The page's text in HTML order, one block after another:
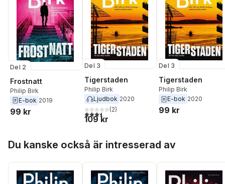
Del 2
Frostnatt
Philip Birk
E-bok 2019
99 kr
Del 3
Tigerstaden
Philip Birk
Ljudbok 2020
3,5utav 5 stjärnor. Totalt antal röster:
(2)
109 kr
Del 3
Tigerstaden
Philip Birk
E-bok 2020
99 kr
Du kanske också är intresserad av